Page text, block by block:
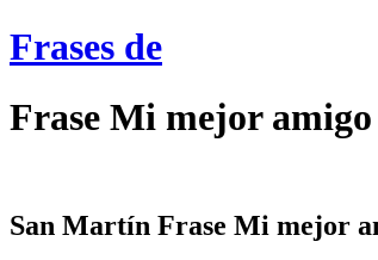
Frases de
Frase Mi mejor
San Martín Frase Mi mejor